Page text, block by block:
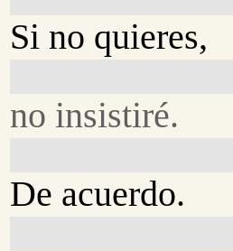
Si no quieres,
no insistiré.
De acuerdo.